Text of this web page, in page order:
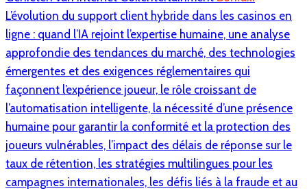
L’évolution du support client hybride dans les casinos en
ligne : quand l’IA rejoint l’expertise humaine, une analyse
approfondie des tendances du marché, des technologies
émergentes et des exigences réglementaires qui
façonnent l’expérience joueur, le rôle croissant de
l’automatisation intelligente, la nécessité d’une présence
humaine pour garantir la conformité et la protection des
joueurs vulnérables, l’impact des délais de réponse sur le
taux de rétention, les stratégies multilingues pour les
campagnes internationales, les défis liés à la fraude et au